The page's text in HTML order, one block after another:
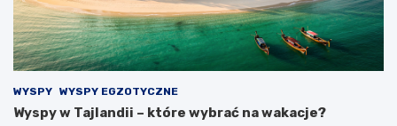
WYSPY WYSPY EGZOTYCZNE
Wyspy w Tajlandii – które wybrać na wakacje?